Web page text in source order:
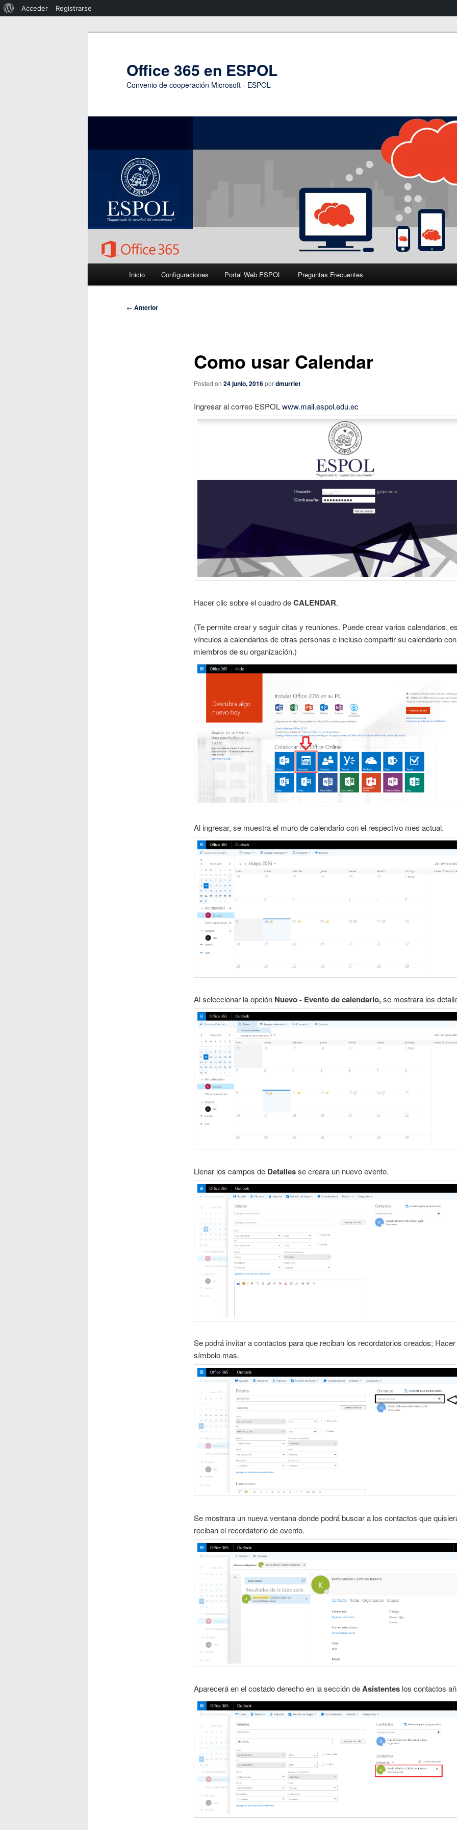
Acerca
Acceder Registrarse
Office 365 en ESPOL
Convenio de cooperación Microsoft - ESPOL
Inicio Configuraciones Portal Web ESPOL Preguntas Frecuentes
Navegación
← Anterior
Como usar Calendar
Posted on 24 junio, 2016pordmurriet
Ingresar al correo ESPOLwww.mail.espol.edu.ec
Hacer clic sobre el cuadro deCALENDAR.
(Te permite crear y seguir citas y reuniones. Puede crear varios calendarios,
vínculos a calendarios de otras personas e incluso compartir su calendario
miembros de su organización.)
Al ingresar, se muestra el muro de calendario con el respectivo mes actual.
Al seleccionar la opción Nuevo - Evento de calendario,se mostrara los
Llenar los campos de Detallesse creara un nuevo evento.
Se podrá invitar a contactos para que reciban los recordatorios creados;
símbolo mas.
Se mostrara un nueva ventana donde podrá buscar a los contactos que
reciban el recordatorio de evento.
Aparecerá en el costado derecho en la sección deAsistenteslos contactos